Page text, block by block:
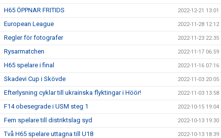
H65 ÖPPNAR FRITIDS 2022-12-21 13:01
European League 2022-11-28 12:12
Regler för fotografer 2022-11-23 22:35
Rysarmatchen 2022-11-17 06:59
H65 spelare i final 2022-11-16 07:16
Skadevi Cup i Skövde 2022-11-03 20:05
Efterlysning cyklar till ukrainska flyktingar i Höör! 2022-11-03 13:58
F14 obesegrade i USM steg 1 2022-10-15 19:04
Fem spelare till distriktslag syd 2022-10-13 19:30
Två H65 spelare uttagna till U18 2022-10-13 18:39